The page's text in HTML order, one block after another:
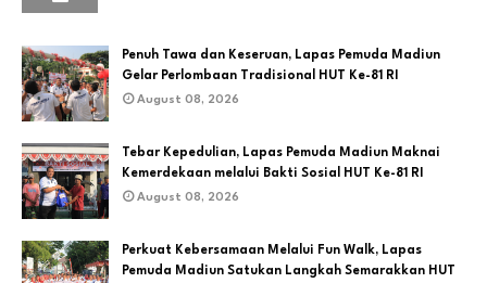
Penuh Tawa dan Keseruan, Lapas Pemuda Madiun
Gelar Perlombaan Tradisional HUT Ke-81 RI
August 08, 2026
Tebar Kepedulian, Lapas Pemuda Madiun Maknai
Kemerdekaan melalui Bakti Sosial HUT Ke-81 RI
August 08, 2026
Perkuat Kebersamaan Melalui Fun Walk, Lapas
Pemuda Madiun Satukan Langkah Semarakkan HUT